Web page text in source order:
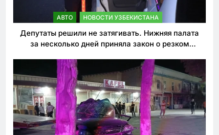
АВТО НОВОСТИ УЗБЕКИСТАНА
Депутаты решили не затягивать. Нижняя палата
за несколько дней приняла закон о резком